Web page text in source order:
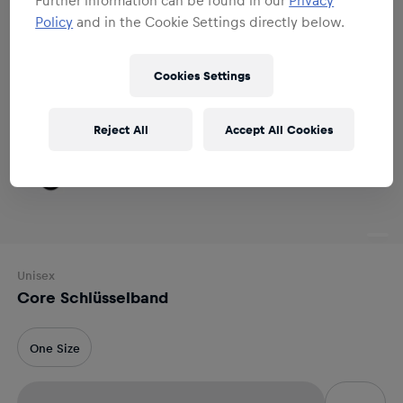
Unisex
Core Schlüsselband
One Size
Policy and in the Cookie Settings directly below.
Cookies Settings
Reject All Accept All Cookies